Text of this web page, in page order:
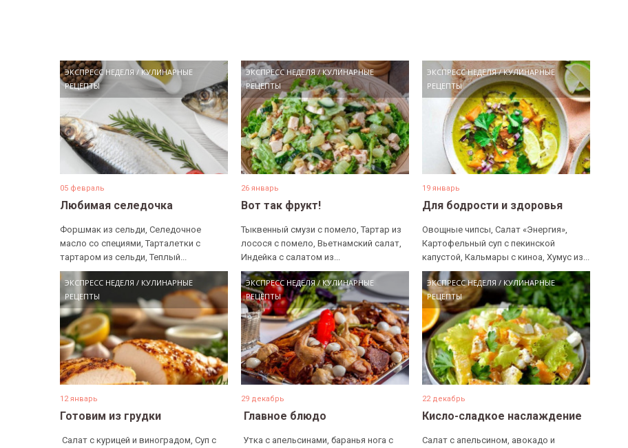
ЭКСПРЕСС НЕДЕЛЯ/ КУЛИНАРНЫЕ
РЕЦЕПТЫ
05 февраль
Любимая селедочка
Форшмак из сельди, Селедочное
масло со специями, Тарталетки с
тартаром из сельди, Теплый...
ЭКСПРЕСС НЕДЕЛЯ/КУЛИНАРНЫЕ
РЕЦЕПТЫ
26 январь
Вот так фрукт!
Тыквенный смузи с помело, Тартар из
лосося с помело, Вьетнамский салат,
Индейка с салатом из...
ЭКСПРЕСС НЕДЕЛЯ/КУЛИНАРНЫЕ
РЕЦЕПТЫ
19 январь
Для бодрости и здоровья
Овощные чипсы, Салат «Энергия»,
Картофельный суп с пекинской
капустой, Кальмары с киноа, Хумус из...
ЭКСПРЕСС НЕДЕЛЯ / КУЛИНАРНЫЕ
РЕЦЕПТЫ
12 январь
Готовим из грудки
​ Салат с курицей и виноградом, Суп с
ЭКСПРЕСС НЕДЕЛЯ/КУЛИНАРНЫЕ
РЕЦЕПТЫ
29 декабрь
​ Главное блюдо
​ Утка с апельсинами, ​баранья нога с
ЭКСПРЕСС НЕДЕЛЯ / КУЛИНАРНЫЕ
РЕЦЕПТЫ
22 декабрь
Кисло-сладкое наслаждение
​Салат с апельсином, авокадо и